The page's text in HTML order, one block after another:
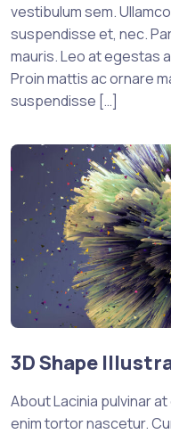
vestibulum sem.
suspendisse et, nec.
mauris. Leo at egestas
Proin mattis ac ornare
suspendisse […]
3D Shape
About Lacinia pulvinar
enim tortor nascetur.